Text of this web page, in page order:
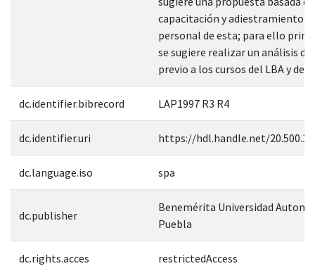
capacitación y adiestramiento
personal de esta; para ello
se sugiere realizar un análisis
previo a los cursos del LBA y del
dc.identifier.bibrecord LAP1997 R3 R4
dc.identifier.uri https://hdl.handle.net/
dc.language.iso spa
dc.publisher
Benemérita Universidad
Puebla
dc.rights.acces restrictedAccess